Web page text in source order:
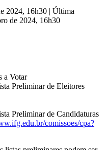
2024, 16h30 | Última
de 2024, 16h30
a Votar
Preliminar de Eleitores
Preliminar de Candidaturas
comissoes/cpa?